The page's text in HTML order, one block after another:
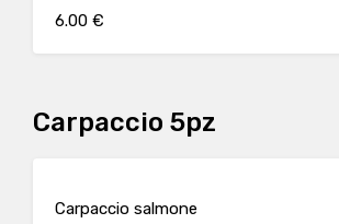
6.00 €
Carpaccio 5pz
Carpaccio salmone